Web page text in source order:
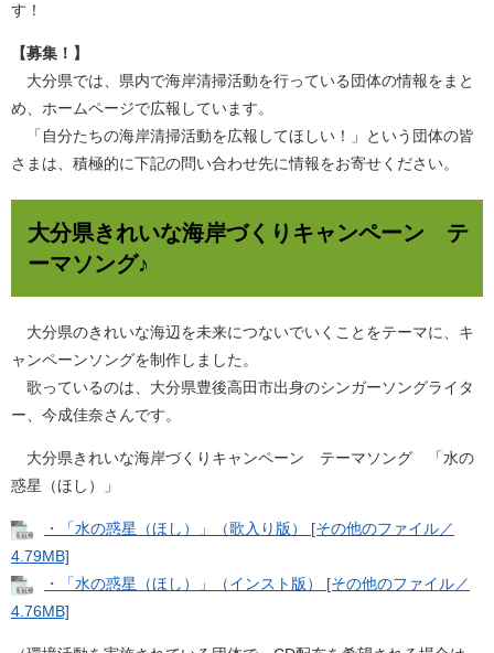
す！
【募集！】
大分県では、県内で海岸清掃活動を行っている団体の情報をまと
め、ホームページで広報しています。
「自分たちの海岸清掃活動を広報してほしい！」という団体の皆
さまは、積極的に下記の問い合わせ先に情報をお寄せください。
大分県きれいな海岸づくりキャンペーン テ
ーマソング♪
大分県のきれいな海辺を未来につないでいくことをテーマに、キ
ャンペーンソングを制作しました。
歌っているのは、大分県豊後高田市出身のシンガーソングライタ
ー、今成佳奈さんです。
大分県きれいな海岸づくりキャンペーン テーマソング 「水の
惑星（ほし）」
・「水の惑星（ほし）」（歌入り版） [その他のファイル／
4.79MB]
・「水の惑星（ほし）」（インスト版） [その他のファイル／
4.76MB]